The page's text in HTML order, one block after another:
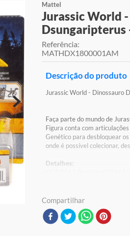
Mattel
Jurassic World
Dsungaripterus
Referência:
MATHDX1800001AM
Descrição do produto
Jurassic World - Dinossauro
Faça parte do mundo de
Figura conta com
Genético para desbloquear
onde é possível colecionar,
Detalhes:
Características:
Conteúdo da Embalagem: 1
Composição/Material: Plástico
Código de barras:
Compartilhar